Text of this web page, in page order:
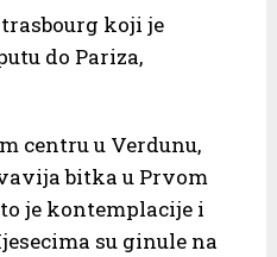
koji je
do Pariza,
centru u Verdunu,
bitka u Prvom
je kontemplacije i
su ginule na